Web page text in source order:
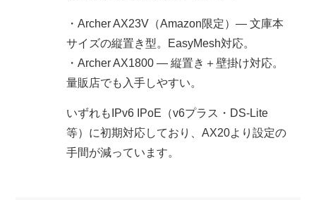
・Archer AX23V（Amazon限定）― 文庫本
サイズの縦置き型。EasyMesh対応。
・Archer AX1800 ― 縦置き＋壁掛け対応。
量販店でも入手しやすい。
いずれもIPv6 IPoE（v6プラス・DS-Lite
等）に初期対応しており、AX20より設定の
手間が減っています。